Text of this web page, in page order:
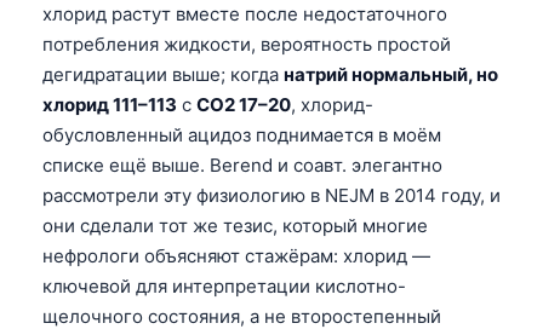
хлорид растут вместе после недостаточного
потребления жидкости, вероятность простой
дегидратации выше; когда натрий нормальный, но
хлорид 111–113 с CO2 17–20, хлорид-
обусловленный ацидоз поднимается в моём
списке ещё выше. Berend и соавт. элегантно
рассмотрели эту физиологию в NEJM в 2014 году, и
они сделали тот же тезис, который многие
нефрологи объясняют стажёрам: хлорид —
ключевой для интерпретации кислотно-
щелочного состояния, а не второстепенный